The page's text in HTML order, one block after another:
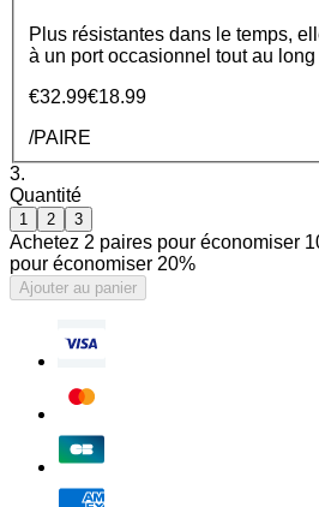
Plus résistantes dans le temps,
à un port occasionnel tout au
€32.99€18.99
/PAIRE
3.
Quantité
1 2 3
Achetez 2 paires pour économiser
pour économiser 20%
Ajouter au panier